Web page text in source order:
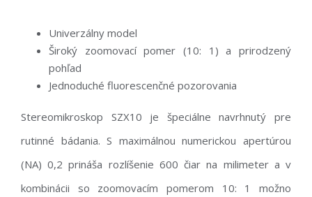
Univerzálny model
Široký zoomovací pomer (10: 1) a prirodzený
pohľad
Jednoduché fluorescenčné pozorovania
Stereomikroskop SZX10 je špeciálne navrhnutý pre
rutinné bádania. S maximálnou numerickou apertúrou
(NA) 0,2 prináša rozlíšenie 600 čiar na milimeter a v
kombinácii so zoomovacím pomerom 10: 1 možno